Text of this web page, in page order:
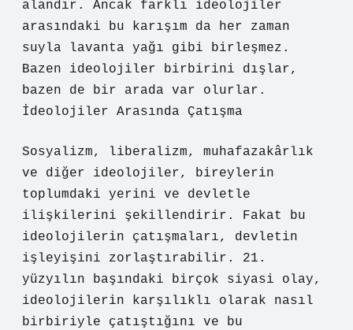
alandır. Ancak farklı ideolojiler
arasındaki bu karışım da her zaman
suyla lavanta yağı gibi birleşmez.
Bazen ideolojiler birbirini dışlar,
bazen de bir arada var olurlar.
İdeolojiler Arasında Çatışma
Sosyalizm, liberalizm, muhafazakârlık
ve diğer ideolojiler, bireylerin
toplumdaki yerini ve devletle
ilişkilerini şekillendirir. Fakat bu
ideolojilerin çatışmaları, devletin
işleyişini zorlaştırabilir. 21.
yüzyılın başındaki birçok siyasi olay,
ideolojilerin karşılıklı olarak nasıl
birbiriyle çatıştığını ve bu